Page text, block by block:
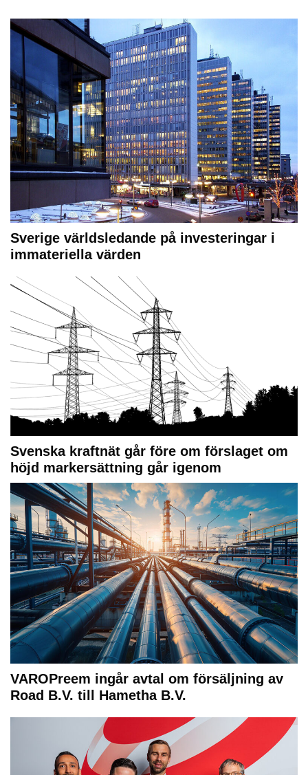
Sverige världsledande på investeringar i
immateriella värden
Svenska kraftnät går före om förslaget om
höjd markersättning går igenom
VAROPreem ingår avtal om försäljning av
Road B.V. till Hametha B.V.